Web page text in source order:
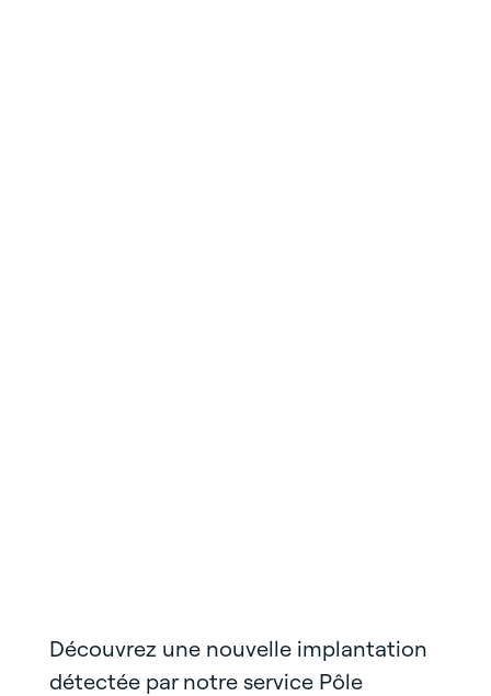
Découvrez une nouvelle implantation
détectée par notre service Pôle